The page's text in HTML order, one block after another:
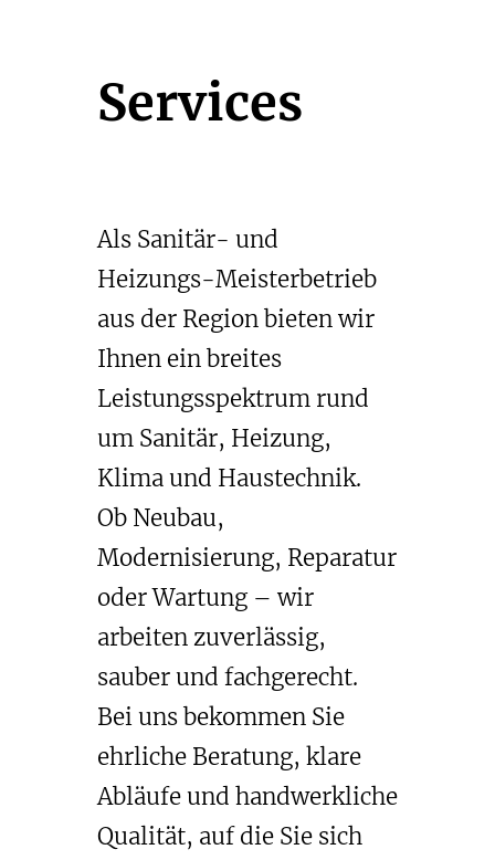
springenServices
Als Sanitär- und
Heizungs-Meisterbetrieb
aus der Region bieten wir
Ihnen ein breites
Leistungsspektrum rund
um Sanitär, Heizung,
Klima und Haustechnik.
Ob Neubau,
Modernisierung, Reparatur
oder Wartung – wir
arbeiten zuverlässig,
sauber und fachgerecht.
Bei uns bekommen Sie
ehrliche Beratung, klare
Abläufe und handwerkliche
Qualität, auf die Sie sich